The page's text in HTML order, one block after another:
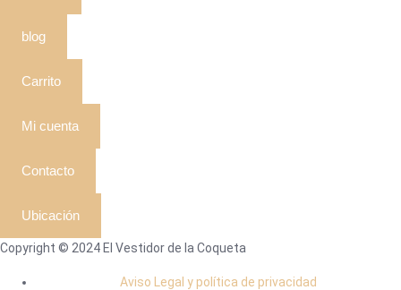
blog
Carrito
Mi cuenta
Contacto
Ubicación
Copyright © 2024 El Vestidor de la Coqueta
Aviso Legal y política de privacidad